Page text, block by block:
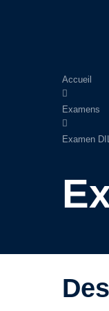
Accueil
Examens
Examen